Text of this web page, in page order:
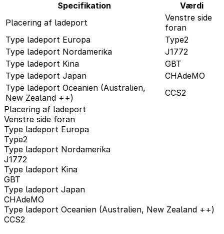
Specifikation
Værdi
Placering af ladeport
Venstre side
foran
Type ladeport Europa
Type2
Type ladeport Nordamerika
J1772
Type ladeport Kina
GBT
Type ladeport Japan
CHAdeMO
Type ladeport Oceanien (Australien,
New Zealand ++)
CCS2
Placering af ladeport
Venstre side foran
Type ladeport Europa
Type2
Type ladeport Nordamerika
J1772
Type ladeport Kina
GBT
Type ladeport Japan
CHAdeMO
Type ladeport Oceanien (Australien, New Zealand ++)
CCS2